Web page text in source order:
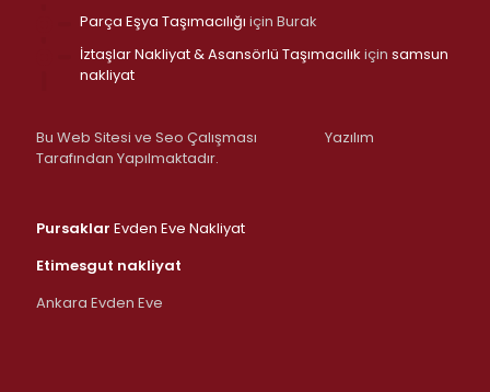
Parça Eşya Taşımacılığı için Burak
İztaşlar Nakliyat & Asansörlü Taşımacılık için samsun
nakliyat
Bu Web Sitesi ve Seo Çalışması
Yazılım
Tarafından Yapılmaktadır.
Pursaklar Evden Eve Nakliyat
Etimesgut nakliyat
Ankara Evden Eve